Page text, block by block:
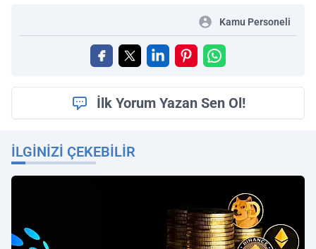
Kamu Personeli
İlk Yorum Yazan Sen Ol!
İLGINIZI ÇEKEBILIR